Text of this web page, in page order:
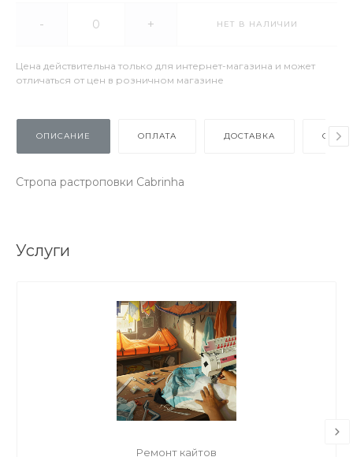
- + НЕТ В НАЛИЧИИ
Цена действительна только для интернет-магазина и может
отличаться от цен в розничном магазине
ОПИСАНИЕ ОПЛАТА ДОСТАВКА
Стропа растроповки Cabrinha
Услуги
Ремонт кайтов